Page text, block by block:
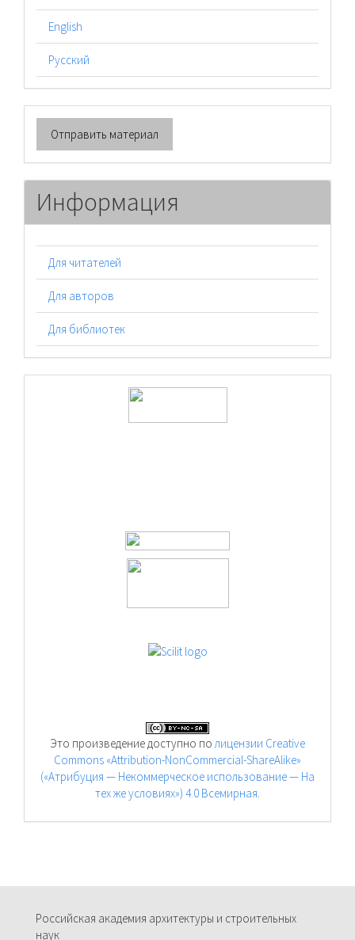
English
Русский
Отправить
материал
Отправить материал
Информация
Для читателей
Для авторов
Для библиотек
Это произведение доступно по лицензии Creative
Commons «Attribution-NonCommercial-ShareAlike»
(«Атрибуция — Некоммерческое использование — На
тех же условиях») 4.0 Всемирная
Российская академия архитектуры и строительных
наук